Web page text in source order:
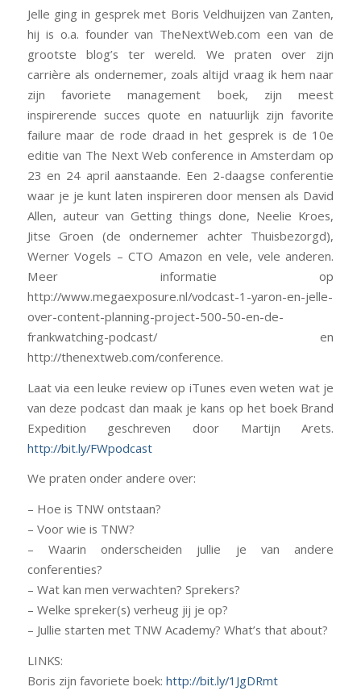
Jelle ging in gesprek met Boris Veldhuijzen van Zanten,
hij is o.a. founder van TheNextWeb.com een van de
grootste blog’s ter wereld. We praten over zijn
carrière als ondernemer, zoals altijd vraag ik hem naar
zijn favoriete management boek, zijn meest
inspirerende succes quote en natuurlijk zijn favorite
failure maar de rode draad in het gesprek is de 10e
editie van The Next Web conference in Amsterdam op
23 en 24 april aanstaande. Een 2-daagse conferentie
waar je je kunt laten inspireren door mensen als David
Allen, auteur van Getting things done, Neelie Kroes,
Jitse Groen (de ondernemer achter Thuisbezorgd),
Werner Vogels – CTO Amazon en vele, vele anderen.
Meer informatie op
http://www.megaexposure.nl/vodcast-1-yaron-en-jelle-
over-content-planning-project-500-50-en-de-
frankwatching-podcast/ en
http://thenextweb.com/conference.
Laat via een leuke review op iTunes even weten wat je
van deze podcast dan maak je kans op het boek Brand
Expedition geschreven door Martijn Arets.
http://bit.ly/FWpodcast
We praten onder andere over:
– Hoe is TNW ontstaan?
– Voor wie is TNW?
– Waarin onderscheiden jullie je van andere
conferenties?
– Wat kan men verwachten? Sprekers?
– Welke spreker(s) verheug jij je op?
– Jullie starten met TNW Academy? What’s that about?
LINKS:
Boris zijn favoriete boek: http://bit.ly/1JgDRmt